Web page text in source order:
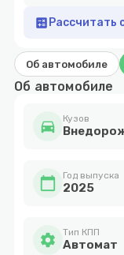
calculate Рассчитать
Об автомобиле
Об автомобиле
directions_car Кузов
calendar_today Год выпуска
2025
settings Тип КПП
Автомат